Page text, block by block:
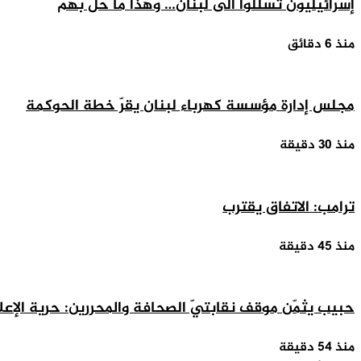
إسرائيليّون تسلّلوا الى لبنان… وهذا ما حلّ بهم
منذ 6 دقائق
مجلس إدارة مؤسسة كهرباء لبنان يقرّ خطة الحوكمة
منذ 30 دقيقة
ترامب: الاتفاق يقترب
منذ 45 دقيقة
حبيب يثمّن موقف نقابتيّ الصحافة والمحررين: حرية
منذ 54 دقيقة